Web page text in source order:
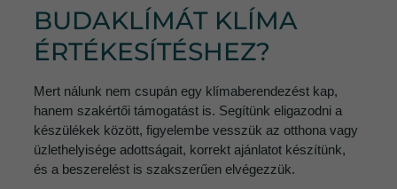
BUDAKLÍMÁT KLÍMA
ÉRTÉKESÍTÉSHEZ?
Mert nálunk nem csupán egy klímaberendezést kap,
hanem szakértői támogatást is. Segítünk eligazodni a
készülékek között, figyelembe vesszük az otthona vagy
üzlethelyisége adottságait, korrekt ajánlatot készítünk,
és a beszerelést is szakszerűen elvégezzük.